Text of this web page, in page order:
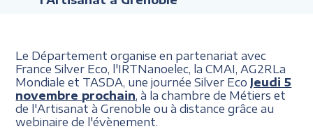
Le Département organise en partenariat avec
France Silver Eco, l'IRTNanoelec, la CMAI, AG2RLa
Mondiale et TASDA, une journée Silver Eco Jeudi 5
novembre prochain , à la chambre de Métiers et
de l'Artisanat à Grenoble ou à distance grâce au
webinaire de l'évènement.